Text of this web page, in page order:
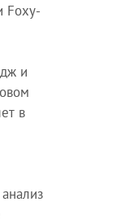
Foxy-
и
в